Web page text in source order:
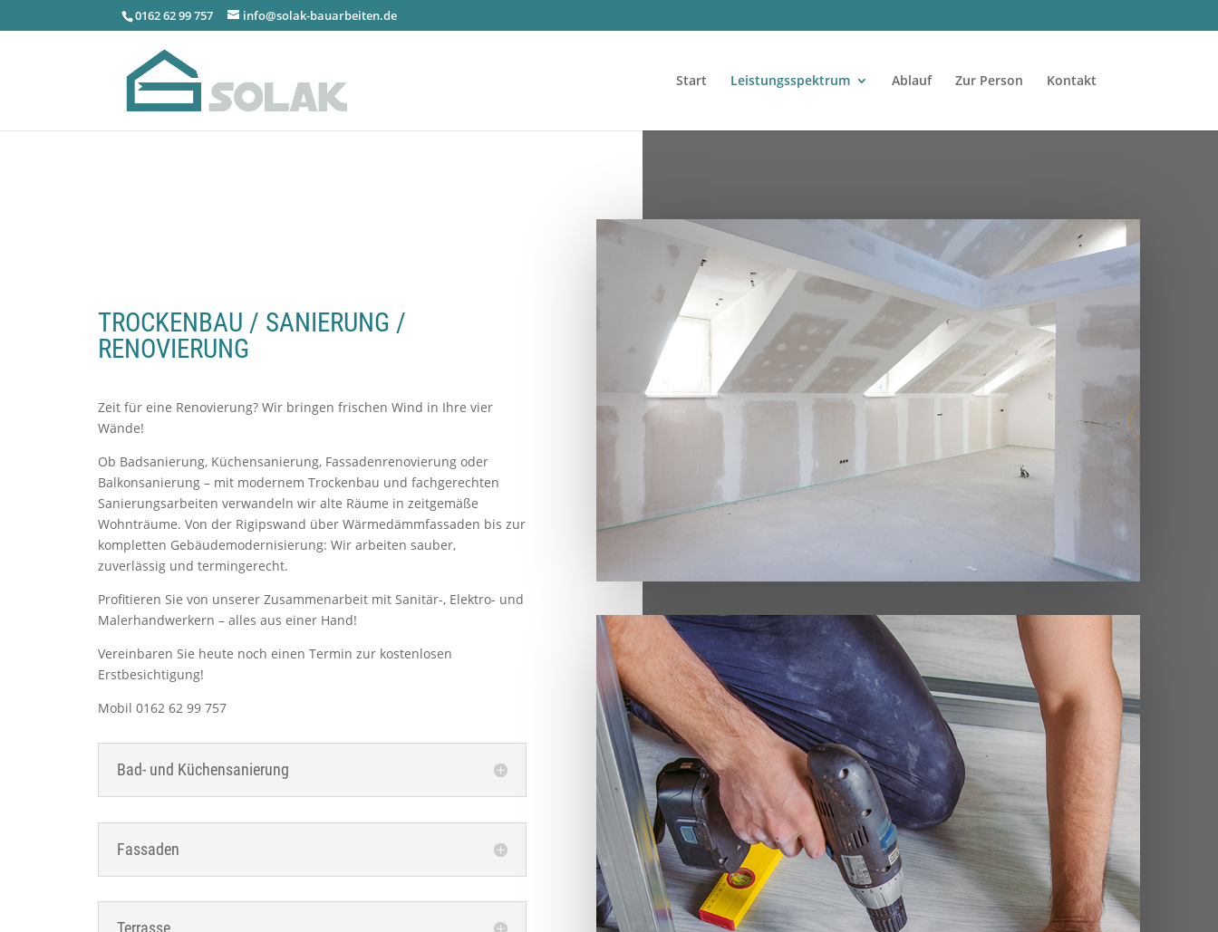
0162 62 99 757 info@solak-bauarbeiten.de
Start Leistungsspektrum Ablauf Zur Person Kontakt
TROCKENBAU / SANIERUNG /
RENOVIERUNG
Zeit für eine Renovierung? Wir bringen frischen Wind in Ihre vier
Wände!
Ob Badsanierung, Küchensanierung, Fassadenrenovierung oder
Balkonsanierung – mit modernem Trockenbau und fachgerechten
Sanierungsarbeiten verwandeln wir alte Räume in zeitgemäße
Wohnträume. Von der Rigipswand über Wärmedämmfassaden bis zur
kompletten Gebäudemodernisierung: Wir arbeiten sauber,
zuverlässig und termingerecht.
Profitieren Sie von unserer Zusammenarbeit mit Sanitär-, Elektro- und
Malerhandwerkern – alles aus einer Hand!
Vereinbaren Sie heute noch einen Termin zur kostenlosen
Erstbesichtigung!
Mobil 0162 62 99 757
Bad- und Küchensanierung
Fassaden
Terrasse